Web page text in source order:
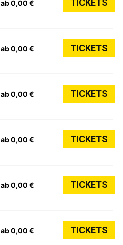
ab 0,00 € TICKETS
ab 0,00 € TICKETS
ab 0,00 € TICKETS
ab 0,00 € TICKETS
ab 0,00 € TICKETS
ab 0,00 € TICKETS